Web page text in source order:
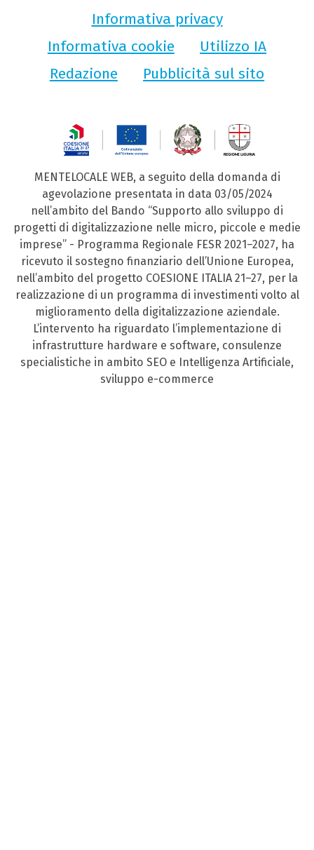
Informativa privacy
Informativa cookie
Utilizzo IA
Redazione
Pubblicità sul sito
MENTELOCALE WEB, a seguito della domanda di
agevolazione presentata in data 03/05/2024
nell’ambito del Bando “Supporto allo sviluppo di
progetti di digitalizzazione nelle micro, piccole e medie
imprese” - Programma Regionale FESR 2021–2027, ha
ricevuto il sostegno finanziario dell’Unione Europea,
nell’ambito del progetto COESIONE ITALIA 21–27, per la
realizzazione di un programma di investimenti volto al
miglioramento della digitalizzazione aziendale.
L’intervento ha riguardato l’implementazione di
infrastrutture hardware e software, consulenze
specialistiche in ambito SEO e Intelligenza Artificiale,
sviluppo e-commerce